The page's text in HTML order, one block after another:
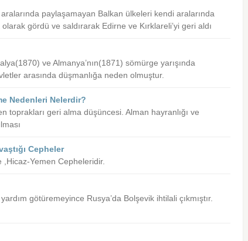
aralarında paylaşamayan Balkan ülkeleri kendi aralarında
gördü ve saldırarak Edirne ve Kırklareli’yi geri aldı
ve Almanya’nın(1871) sömürge yarışında
arasında düşmanlığa neden olmuştur.
Nedenleri Nelerdir?
toprakları geri alma düşüncesi. Alman hayranlığı ve
Cepheler
Yemen Cepheleridir.
götüremeyince Rusya’da Bolşevik ihtilali çıkmıştır.